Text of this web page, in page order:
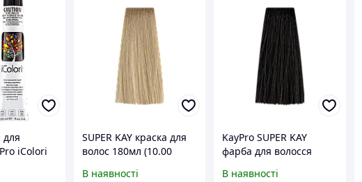
iColori
90
SUPER KAY краска для
волос 180мл (10.00
интенсивный)
В наявності
KayPro SUPER KAY
фарба для волосся
коричневий
В наявності